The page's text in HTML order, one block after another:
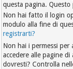
questa pagina.
Non hai fatto il login
modulo alla fine di
registrarti?
Non hai i permessi per
accedere alle pagine
dovresti? Controlla